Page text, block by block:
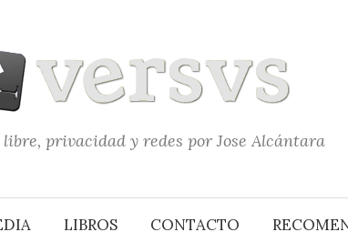
privacidad y redes por Jose Alcántara
LIBROS CONTACTO